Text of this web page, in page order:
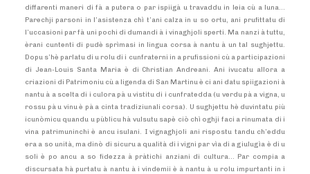
diffarenti maneri di fà a putera o par ispiigà u travaddu in leia cù a luna…
Parechji parsoni in l’asistenza chì t’ani calza in u so ortu, ani prufittatu di
l’uccasioni par fà uni pochi di dumandi à i vinaghjoli sperti. Ma nanzi à tuttu,
èrani cuntenti di pudè sprìmasi in lingua corsa à nantu à un tal sughjettu.
Dopu s’hè parlatu di u rolu di i cunfraterni in a prufissioni cù a participazioni
di Jean-Louis Santa Maria è di Christian Andreani. Ani ivucatu allora a
criazioni di Patrimoniu cù a ligenda di San Martinu è ci ani datu spiigazioni à
nantu à a scelta di i culora pà u vistitu di i cunfratedda (u verdu pà a vigna, u
rossu pà u vinu è pà a cinta tradiziunali corsa). U sughjettu hè duvintatu più
icunòmicu quandu u pùblicu hà vulsutu sapè ciò chì oghji faci a rinumata di i
vina patrimuninchi è ancu isulani. I vignaghjoli ani rispostu tandu ch’eddu
era a so unità, ma dinò di sicuru a qualità di i vigni par vìa di a giulugìa è di u
soli è po ancu a so fidezza à pràtichi anziani di cultura… Par compia a
discursata hà purtatu à nantu à i vindemii è à nantu à u rolu impurtanti in i